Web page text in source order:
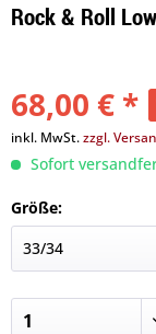
Rock & Roll
68,00 € *
inkl. MwSt.zzgl.
Sofort
Größe: